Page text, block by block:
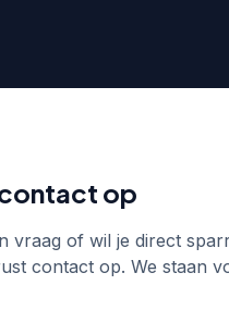
op
vraag of wil je direct
contact op. We staan